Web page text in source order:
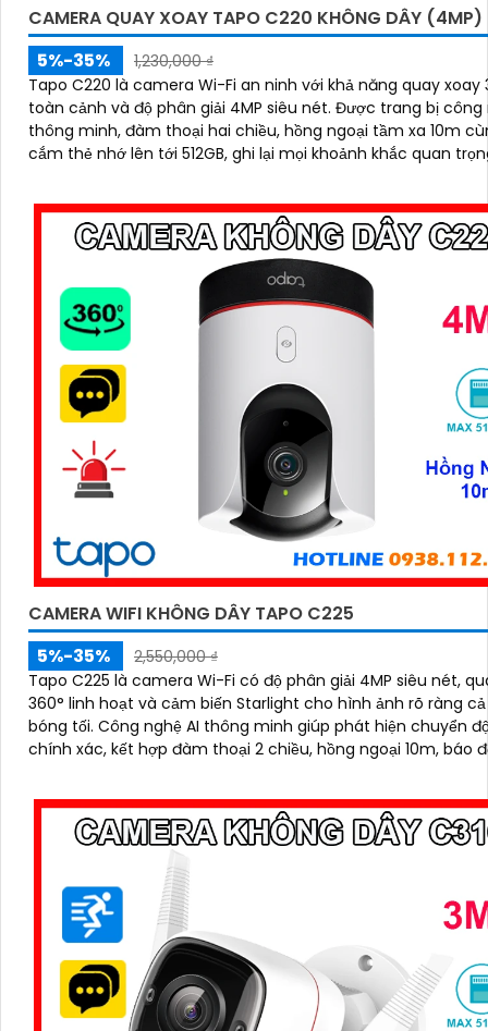
CAMERA QUAY XOAY TAPO C220 KHÔNG DÂY (4MP)
5%-35%
1,230,000 ₫
Tapo C220 là camera Wi-Fi an ninh với khả năng quay xoay
toàn cảnh và độ phân giải 4MP siêu nét. Được trang bị công nghệ AI
thông minh, đàm thoại hai chiều, hồng ngoại tầm xa 10m
cắm thẻ nhớ lên tới 512GB, ghi lại mọi khoảnh khắc quan
CAMERA WIFI KHÔNG DÂY TAPO C225
5%-35%
2,550,000 ₫
Tapo C225 là camera Wi-Fi có độ phân giải 4MP siêu nét,
360° linh hoạt và cảm biến Starlight cho hình ảnh rõ ràng
bóng tối. Công nghệ AI thông minh giúp phát hiện chuyển động
chính xác, kết hợp đàm thoại 2 chiều, hồng ngoại 10m, báo
khe cắm thẻ nhớ hỗ trợ tới 512GB lưu trữ lâu dài